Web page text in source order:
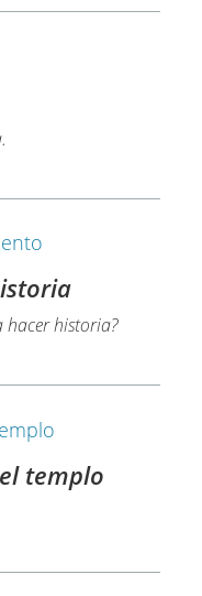
hacer historia?
templo